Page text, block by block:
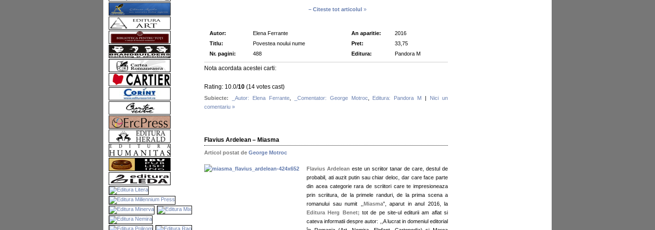
– Citeste tot articolul »
Autor: Elena Ferrante An aparitie:
2016
Titlu:
Povestea noului nume Pret:
33,75
Nr. pagini:
488 Editura: Pandora M
Nota acordata acestei carti:
Rating: 10.0/10 (14 votes cast)
Subiecte: _Autor: Elena Ferrante, _Comentator: George Motroc Editura: Pandora M | Nici un
comentariu »
Flavius Ardelean – Miasma
Articol postat de George Motroc
Flavius Ardelean este un scriitor tanar de care, destul de
probabil, ati auzit putin sau chiar deloc, dar care face parte
din acea categorie rara de scriitori care te impresioneaza
prin scriitura, de la primele randuri, de la prima scena a
romanului sau numit ,, Miasma”, aparut in anul 2016, la
Editura Herg Benet; tot de pe site-ul editurii am aflat si
cateva informatii despre autor: ,,A lucrat in domeniul editorial